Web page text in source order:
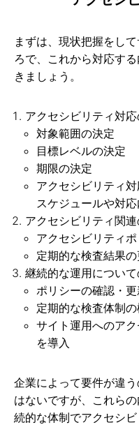
まずは、現状把握をし
ろで、これから対応す
きましょう。
アクセシビリティ対
対象範囲の決定
目標レベルの決定
期限の決定
アクセシビリティ
スケジュールや対応
アクセシビリティ関
アクセシビリティ
定期的な検査結果
継続的な運用につい
ポリシーの確認・
定期的な検査体制
サイト運用へのア
を導入
企業によって要件が違
はないですが、これら
続的な体制でアクセシ